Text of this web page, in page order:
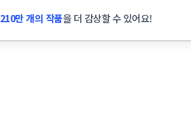
210만 개의 작품을 더 감상할 수 있어요!